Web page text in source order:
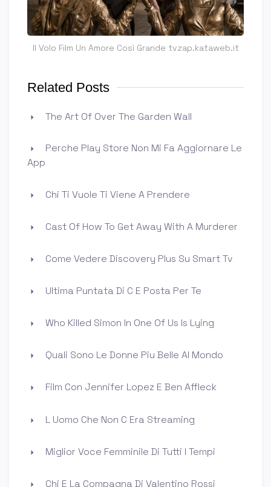
Il Volo Film Un Amore Così Grande tvzap.kataweb.it
Related Posts
The Art Of Over The Garden Wall
Perche Play Store Non Mi Fa Aggiornare Le
App
Chi Ti Vuole Ti Viene A Prendere
Cast Of How To Get Away With A Murderer
Come Vedere Discovery Plus Su Smart Tv
Ultima Puntata Di C E Posta Per Te
Who Killed Simon In One Of Us Is Lying
Quali Sono Le Donne Piu Belle Al Mondo
Film Con Jennifer Lopez E Ben Affleck
L Uomo Che Non C Era Streaming
Miglior Voce Femminile Di Tutti I Tempi
Chi E La Compagna Di Valentino Rossi